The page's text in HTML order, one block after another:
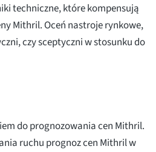
techniczne, które kompensują
Mithril. Oceń nastroje rynkowe,
czy sceptyczni w stosunku do
do prognozowania cen Mithril.
ruchu prognoz cen Mithril w